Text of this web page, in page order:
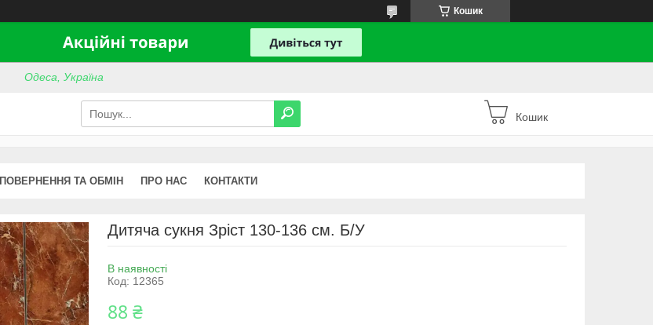
Кошик
Одеса, Україна
Кошик
ПОВЕРНЕННЯ ТА ОБМІН ПРО НАС КОНТАКТИ
Дитяча сукня Зріст 130-136 см. Б/У
В наявності
Код: 12365
88 ₴